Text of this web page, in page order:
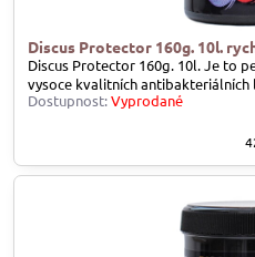
Discus Protector 160g. 10l.
Discus Protector 160g. 10l. Je to
vysoce kvalitních antibakteriálních
Dostupnost:Vyprodané